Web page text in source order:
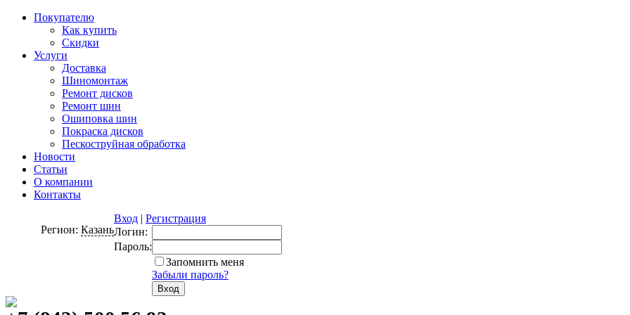
Покупателю
Как купить
Скидки
Услуги
Доставка
Шиномонтаж
Ремонт дисков
Ремонт шин
Ошиповка шин
Покраска дисков
Пескоструйная обработка
Новости
Статьи
О компании
Контакты
Регион: Казань
Вход | Регистрация
Логин:
Пароль:
Запомнить меня
Забыли пароль?